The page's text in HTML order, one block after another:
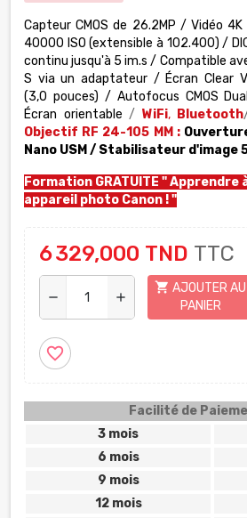
Capteur CMOS de 26.2MP / Vidéo
40000 ISO (extensible à 102.400) /
continu jusqu'à 5 im.s / Compatible
S via un adaptateur / Écran Clear
(3,0 pouces) / Autofocus CMOS
Écran orientable / WiFi, Bluetooth
Objectif RF 24-105 MM :
Nano USM / Stabilisateur d'image
Formation GRATUITE "Apprendre
appareil photo Canon ! "
6 329,000 TND TTC
remove add
shopping_cart AJOUTER AU
PANIER
favorite_border
Facilité de
3 mois
6 mois
9 mois
12 mois